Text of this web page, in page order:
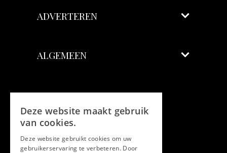
ADVERTEREN
ALGEMEEN
Facebook
Twitter
Deze website maakt gebruik
van cookies.
Deze website gebruikt cookies om uw
gebruikerservaring te verbeteren. Door